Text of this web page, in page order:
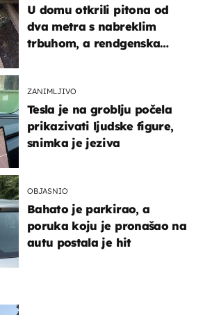
U domu otkrili pitona od
dva metra s nabreklim
trbuhom, a rendgenska
ZANIMLJIVO
Tesla je na groblju počela
prikazivati ljudske figure,
snimka je jeziva
OBJASNIO
Bahato je parkirao, a
poruka koju je pronašao na
autu postala je hit